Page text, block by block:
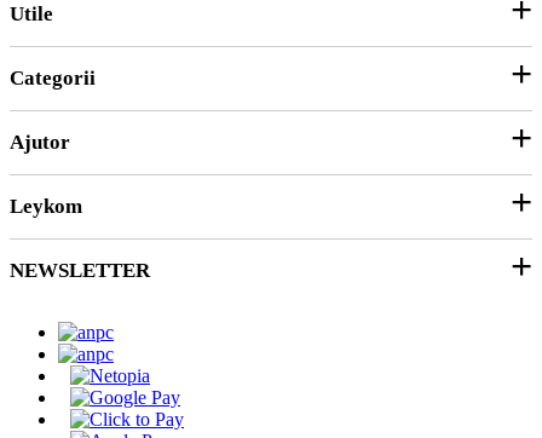
Utile
Parteneri
Categorii
Echipamente și Consumabile
Ambalare
Ajutor
Contact
Leykom
Despre noi
Modalitati de Livrare
NEWSLETTER